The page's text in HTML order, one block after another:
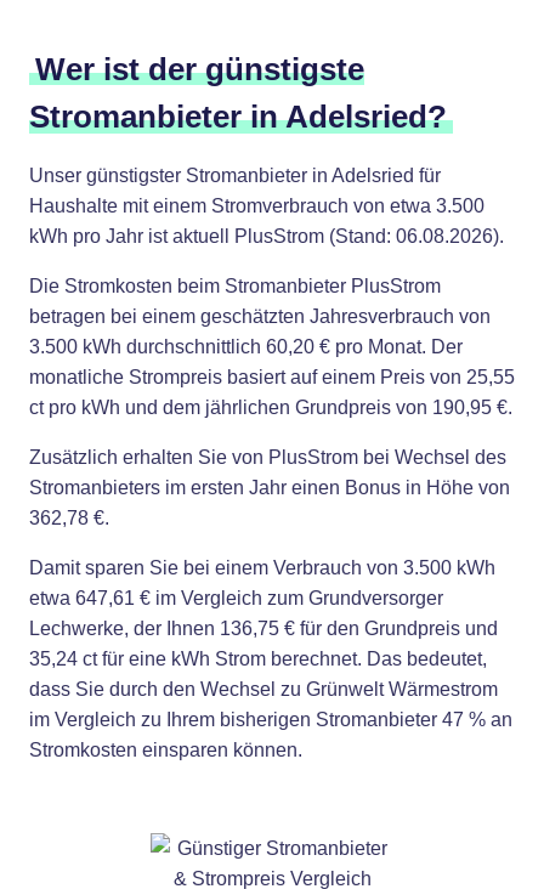
Wer ist der günstigste
Stromanbieter in Adelsried?
Unser günstigster Stromanbieter in Adelsried für
Haushalte mit einem Stromverbrauch von etwa 3.500
kWh pro Jahr ist aktuell PlusStrom (Stand: 06.08.2026).
Die Stromkosten beim Stromanbieter PlusStrom
betragen bei einem geschätzten Jahresverbrauch von
3.500 kWh durchschnittlich 60,20 € pro Monat. Der
monatliche Strompreis basiert auf einem Preis von 25,55
ct pro kWh und dem jährlichen Grundpreis von 190,95 €.
Zusätzlich erhalten Sie von PlusStrom bei Wechsel des
Stromanbieters im ersten Jahr einen Bonus in Höhe von
362,78 €.
Damit sparen Sie bei einem Verbrauch von 3.500 kWh
etwa 647,61 € im Vergleich zum Grundversorger
Lechwerke, der Ihnen 136,75 € für den Grundpreis und
35,24 ct für eine kWh Strom berechnet. Das bedeutet,
dass Sie durch den Wechsel zu Grünwelt Wärmestrom
im Vergleich zu Ihrem bisherigen Stromanbieter 47 % an
Stromkosten einsparen können.